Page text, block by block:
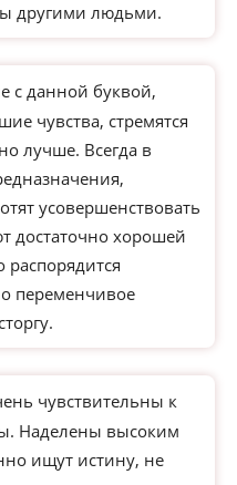
другими людьми.
с данной буквой,
чувства, стремятся
лучше. Всегда в
усовершенствовать
хорошей
переменчивое
чувствительны к
Наделены высоким
ищут истину, не